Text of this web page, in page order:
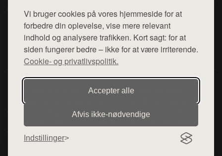
Vi bruger cookies på vores hjemmeside for at
forbedre din oplevelse, vise mere relevant
indhold og analysere trafikken. Kort sagt: for at
siden fungerer bedre – ikke for at være irriterende.
Cookie- og privatlivspolitik.
Accepter alle
Afvis ikke‑nødvendige
Indstillinger
Top Rabatter
Kontakt
Mail: hej@want.dk
Cookie- og privatlivspolitik
Denne side er en del af want.dk, der udgiver en række
hjemmesider med præsentation af forskellige produkter fra
diverse webshops. Der sælges ikke varer fra denne side - vi
henviser til de shops, som sælger varen. Vi har heller ikke
varerne på lager.